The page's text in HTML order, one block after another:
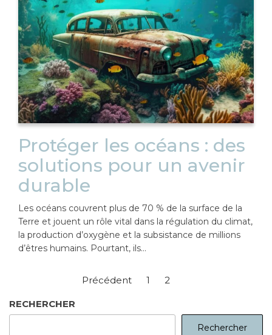
Protéger les océans : des
solutions pour un avenir
durable
Les océans couvrent plus de 70 % de la surface de la
Terre et jouent un rôle vital dans la régulation du climat,
la production d’oxygène et la subsistance de millions
d’êtres humains. Pourtant, ils…
Pagination
des
publications
Précédent 1 2
RECHERCHER
Rechercher